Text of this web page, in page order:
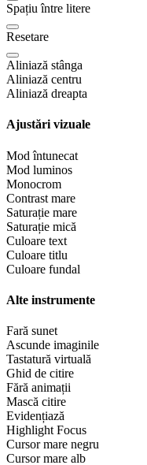
Spațiu între litere
Resetare
Aliniază stânga
Aliniază centru
Aliniază dreapta
Ajustări vizuale
Mod întunecat
Mod luminos
Monocrom
Contrast mare
Saturație mare
Saturație mică
Culoare text
Culoare titlu
Culoare fundal
Alte instrumente
Fară sunet
Ascunde imaginile
Tastatură virtuală
Ghid de citire
Fără animații
Mască citire
Evidențiază
Highlight Focus
Cursor mare negru
Cursor mare alb